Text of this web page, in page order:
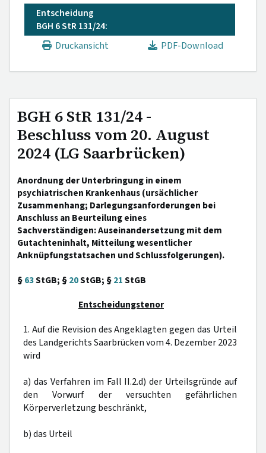
Entscheidung
BGH 6 StR 131/24:
Druckansicht
PDF-Download
BGH 6 StR 131/24 -
Beschluss vom 20. August
2024 (LG Saarbrücken)
Anordnung der Unterbringung in einem
psychiatrischen Krankenhaus (ursächlicher
Zusammenhang; Darlegungsanforderungen bei
Anschluss an Beurteilung eines
Sachverständigen: Auseinandersetzung mit dem
Gutachteninhalt, Mitteilung wesentlicher
Anknüpfungstatsachen und Schlussfolgerungen).
§63StGB; §20StGB; §21StGB
Entscheidungstenor
1. Auf die Revision des Angeklagten gegen das Urteil
des Landgerichts Saarbrücken vom 4. Dezember 2023
wird
a) das Verfahren im Fall II.2.d) der Urteilsgründe auf
den Vorwurf der versuchten gefährlichen
Körperverletzung beschränkt,
b) das Urteil